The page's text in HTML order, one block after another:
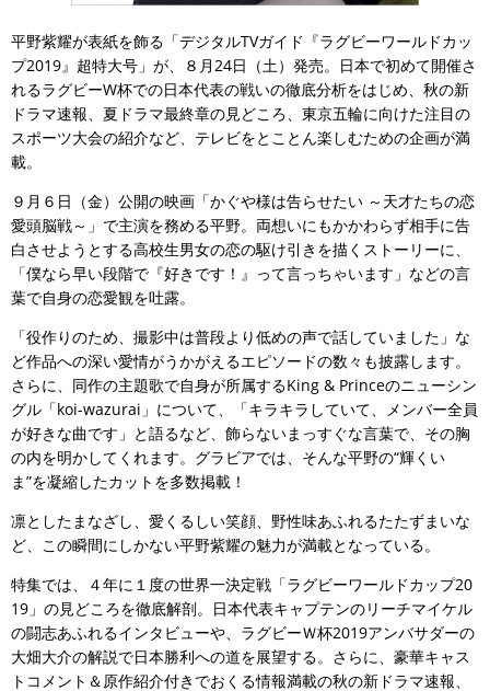
平野紫耀が表紙を飾る「デジタルTVガイド『ラグビーワールドカッ
プ2019』超特大号」が、８月24日（土）発売。日本で初めて開催さ
れるラグビーW杯での日本代表の戦いの徹底分析をはじめ、秋の新
ドラマ速報、夏ドラマ最終章の見どころ、東京五輪に向けた注目の
スポーツ大会の紹介など、テレビをとことん楽しむための企画が満
載。
９月６日（金）公開の映画「かぐや様は告らせたい ～天才たちの恋
愛頭脳戦～」で主演を務める平野。両想いにもかかわらず相手に告
白させようとする高校生男女の恋の駆け引きを描くストーリーに、
「僕なら早い段階で『好きです！』って言っちゃいます」などの言
葉で自身の恋愛観を吐露。
「役作りのため、撮影中は普段より低めの声で話していました」な
ど作品への深い愛情がうかがえるエピソードの数々も披露します。
さらに、同作の主題歌で自身が所属するKing & Princeのニューシン
グル「koi-wazurai」について、「キラキラしていて、メンバー全員
が好きな曲です」と語るなど、飾らないまっすぐな言葉で、その胸
の内を明かしてくれます。グラビアでは、そんな平野の“輝くい
ま”を凝縮したカットを多数掲載！
凛としたまなざし、愛くるしい笑顔、野性味あふれるたたずまいな
ど、この瞬間にしかない平野紫耀の魅力が満載となっている。
特集では、４年に１度の世界一決定戦「ラグビーワールドカップ20
19」の見どころを徹底解剖。日本代表キャプテンのリーチマイケル
の闘志あふれるインタビューや、ラグビーＷ杯2019アンバサダーの
大畑大介の解説で日本勝利への道を展望する。さらに、豪華キャス
トコメント＆原作紹介付きでおくる情報満載の秋の新ドラマ速報、